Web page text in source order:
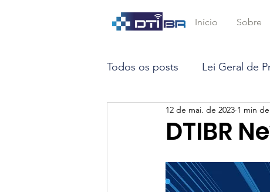
Início Sobre
Todos os posts Lei Geral de
Marco Civil da Internet
Opinião Inteligência
DTIBR
12 de mai. de 2023 1 min